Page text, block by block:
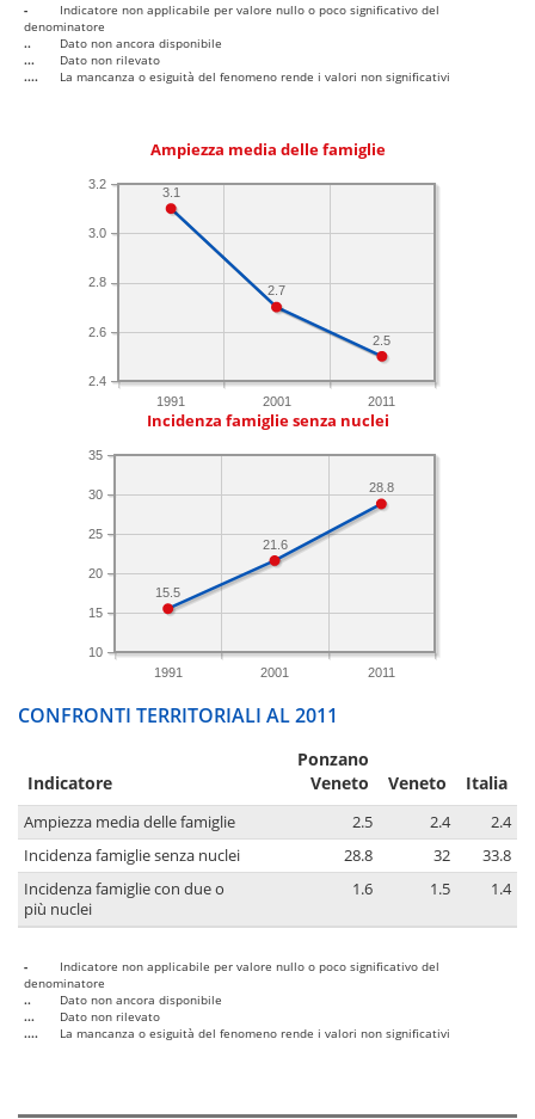
-
Indicatore non applicabile per valore nullo o poco significativo del
denominatore
..
Dato non ancora disponibile
...
Dato non rilevato
....
La mancanza o esiguità del fenomeno rende i valori non significativi
Ampiezza media delle famiglie
1991 2001 2011
2.4
2.6
2.8
3.0
3.2
2.5
2.7
3.1
Incidenza famiglie senza nuclei
1991 2001 2011
10
15
20
25
30
35
28.8
21.6
15.5
CONFRONTI TERRITORIALI AL 2011
Indicatore
Ponzano
Veneto
Veneto Italia
Ampiezza media delle famiglie 2.5 2.4
2.4
Incidenza famiglie senza nuclei
28.8 32
33.8
Incidenza famiglie con due o
più nuclei
1.6 1.5 1.4
-
Indicatore non applicabile per valore nullo o poco significativo del
denominatore
..
Dato non ancora disponibile
...
Dato non rilevato
....
La mancanza o esiguità del fenomeno rende i valori non significativi